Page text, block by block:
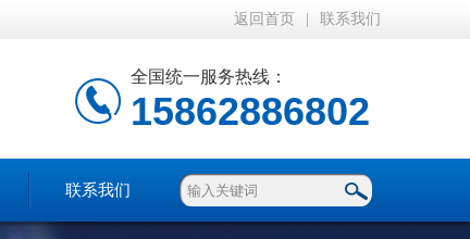
返回首页 联系我们
全国统一服务热线：
15862886802
联系我们